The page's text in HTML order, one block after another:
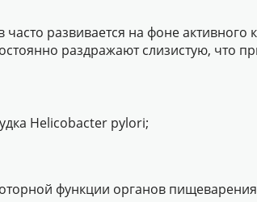
часто развивается на фоне
раздражают слизистую, что
Helicobacter pylori;
функции органов